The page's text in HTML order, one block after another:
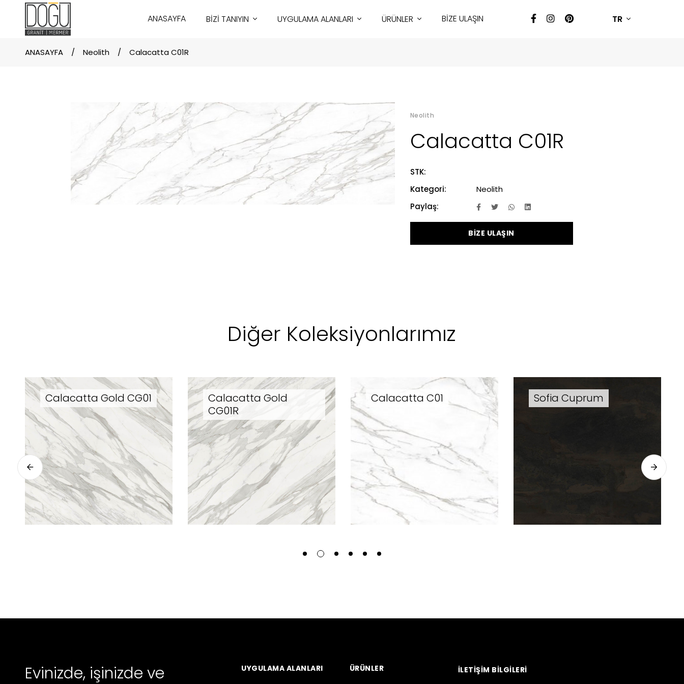
ANASAYFA BİZİ TANIYIN UYGULAMA ALANLARI ÜRÜNLER BİZE ULAŞIN TR
ANASAYFA Neolith Calacatta C01R
Neolith
Calacatta C01R
STK:
Kategori:
Neolith
Paylaş:
BİZE ULAŞIN
Diğer Koleksiyonlarımız
Calacatta Gold CG01
Calacatta Gold
CG01R
Calacatta C01 Sofia Cuprum
Evinizde, işinizde ve
UYGULAMA ALANLARI ÜRÜNLER İLETİŞİM BİLGİLERİ